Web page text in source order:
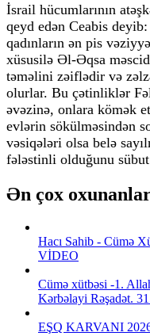
İsrail hücumlarının
qeyd edən Ceabis
qadınların ən pis
xüsusilə Əl-Əqsa
təməlini zəiflədir və
olurlar. Bu çətinliklər
əvəzinə, onlara kömək
evlərin sökülməsindən
vəsiqələri olsa belə
fələstinli olduğunu
Ən çox
Hacı Sahib - Cümə
VİDEO
Cümə xütbəsi -1.
Kərbəlayi Rəşadət.
EŞQ KARVANI